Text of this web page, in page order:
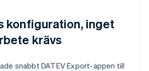
konfiguration, inget
krävs
snabbt DATEV Export-appen till